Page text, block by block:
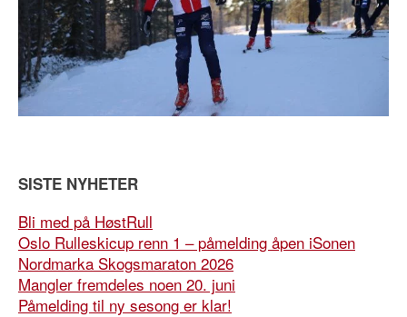
SISTE NYHETER
Bli med på HøstRull
Oslo Rulleskicup renn 1 – påmelding åpen iSonen
Nordmarka Skogsmaraton 2026
Mangler fremdeles noen 20. juni
Påmelding til ny sesong er klar!